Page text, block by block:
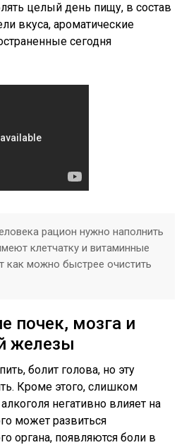
целый день пищу, в состав
вкуса, ароматические
сегодня
рацион нужно наполнить
клетчатку и витаминные
как можно быстрее очистить
почек, мозга и
железы
болит голова, но эту
Кроме этого, слишком
негативно влияет на
может развиться
органа, появляются боли в